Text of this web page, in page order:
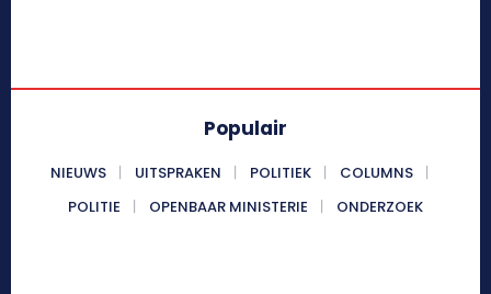
Populair
NIEUWS UITSPRAKEN POLITIEK
COLUMNS
POLITIE
OPENBAAR MINISTERIE ONDERZOEK